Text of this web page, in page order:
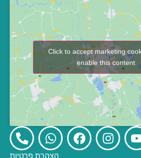
Click to accept marketing
enable this content
הצהרת פרטיות